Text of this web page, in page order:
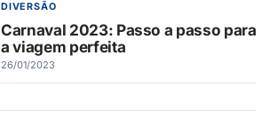
DIVERSÃO
Carnaval 2023: Passo a passo para
a viagem perfeita
26/01/2023